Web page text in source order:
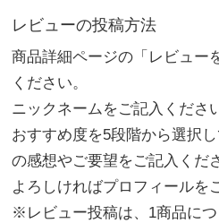
レビューの投稿方法
商品詳細ページの「レビュー
ください。
ニックネームをご記入くださ
おすすめ度を5段階から選択
の感想やご要望をご記入くだ
よろしければプロフィールを
※レビュー投稿は、1商品に